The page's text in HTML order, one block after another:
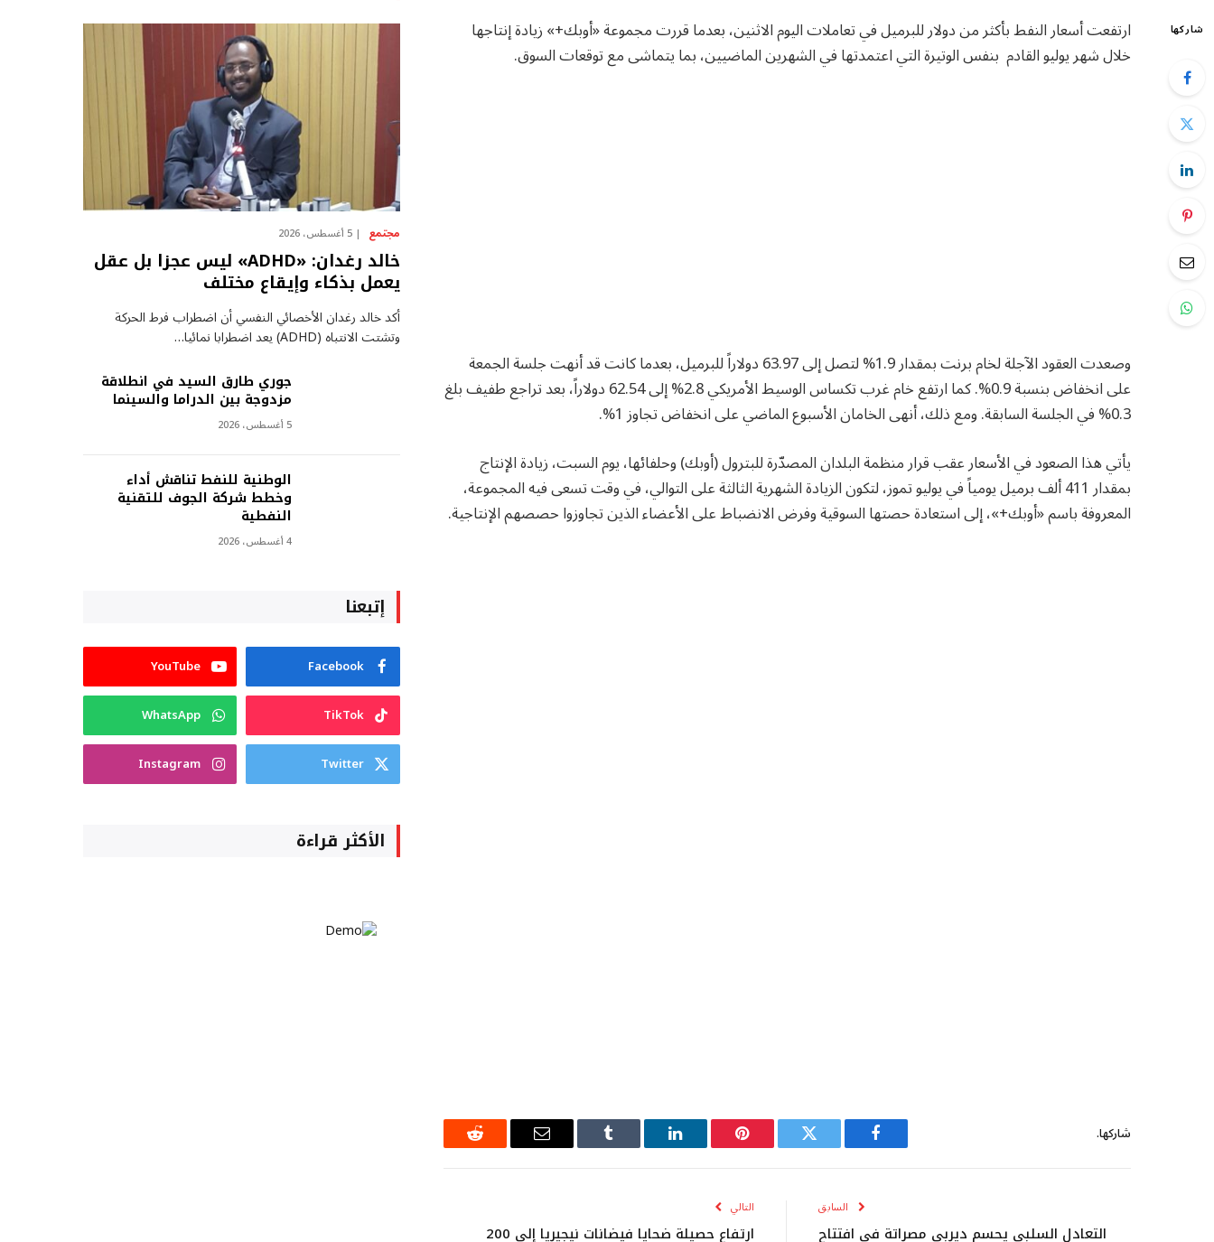
شاركها
ارتفعت أسعار النفط بأكثر من دولار للبرميل في تعاملات اليوم الاثنين، بعدما قررت مجموعة «أوبك+» زيادة إنتاجها
خلال شهر يوليو القادم بنفس الوتيرة التي اعتمدتها في الشهرين الماضيين، بما يتماشى مع توقعات السوق.
وصعدت العقود الآجلة لخام برنت بمقدار 1.9% لتصل إلى 63.97 دولاراً للبرميل، بعدما كانت قد أنهت جلسة الجمعة
على انخفاض بنسبة 0.9%. كما ارتفع خام غرب تكساس الوسيط الأمريكي 2.8% إلى 62.54 دولاراً، بعد تراجع طفيف بلغ
0.3% في الجلسة السابقة. ومع ذلك، أنهى الخامان الأسبوع الماضي على انخفاض تجاوز 1%.
يأتي هذا الصعود في الأسعار عقب قرار منظمة البلدان المصدّرة للبترول (أوبك) وحلفائها، يوم السبت، زيادة الإنتاج
بمقدار 411 ألف برميل يومياً في يوليو تموز، لتكون الزيادة الشهرية الثالثة على التوالي، في وقت تسعى فيه المجموعة،
المعروفة باسم «أوبك+»، إلى استعادة حصتها السوقية وفرض الانضباط على الأعضاء الذين تجاوزوا حصصهم الإنتاجية.
شاركها.
فيسبوك تويتر بينتيريستلينكدإن Tumblr
البريد
رديت
السابق
التعادل السلبي يحسم ديربي مصراتة في افتتاح
التالي
ارتفاع حصيلة ضحايا فيضانات نيجيريا إلى 200
مجتمع 5 أغسطس، 2026
خالد رغدان: «ADHD» ليس عجزا بل عقل
يعمل بذكاء وإيقاع مختلف
أكد خالد رغدان الأخصائي النفسي أن اضطراب فرط الحركة
وتشتت الانتباه (ADHD) يعد اضطرابا نمائيا…
جوري طارق السيد في انطلاقة
مزدوجة بين الدراما والسينما
5 أغسطس، 2026
الوطنية للنفط تناقش أداء
وخطط شركة الجوف للتقنية
النفطية
4 أغسطس، 2026
إتبعنا
Facebook
YouTube
TikTok
WhatsApp
Twitter
Instagram
الأكثر قراءة